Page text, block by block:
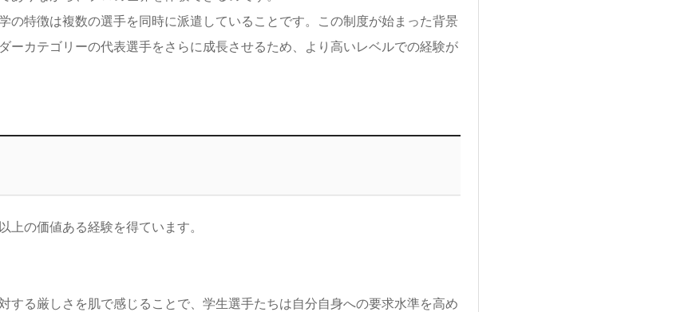
の特徴は複数の選手を同時に派遣していることです。この制度が始まった背景
ーカテゴリーの代表選手をさらに成長させるため、より高いレベルでの経験が
上の価値ある経験を得ています。
する厳しさを肌で感じることで、学生選手たちは自分自身への要求水準を高め